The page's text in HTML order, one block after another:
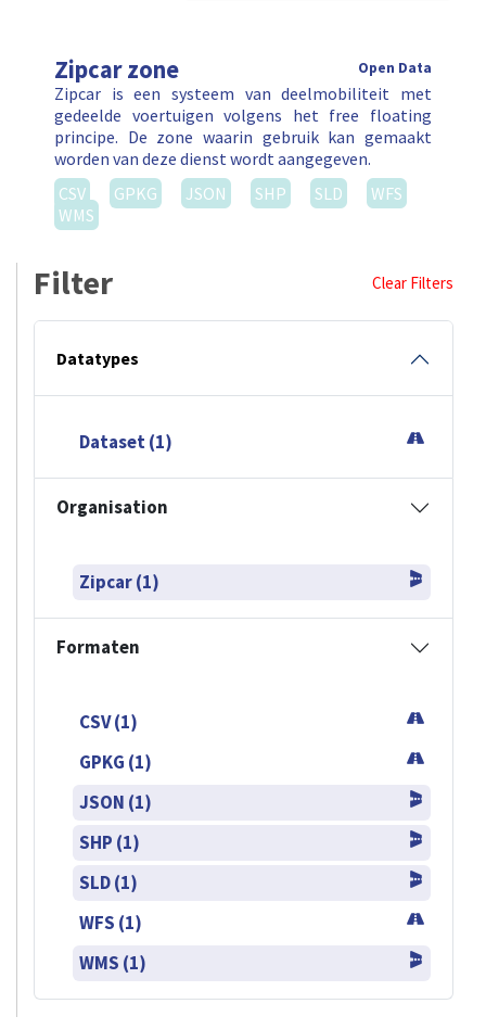
Zipcar zone Open Data
Zipcar is een systeem van deelmobiliteit met
gedeelde voertuigen volgens het free floating
principe. De zone waarin gebruik kan gemaakt
worden van deze dienst wordt aangegeven.
CSV
GPKG JSON SHP SLD
WFS
WMS
Filter Clear Filters
Datatypes
Dataset (1)
Organisation
Zipcar (1)
Formaten
CSV (1)
GPKG (1)
JSON (1)
SHP (1)
SLD (1)
WFS (1)
WMS (1)